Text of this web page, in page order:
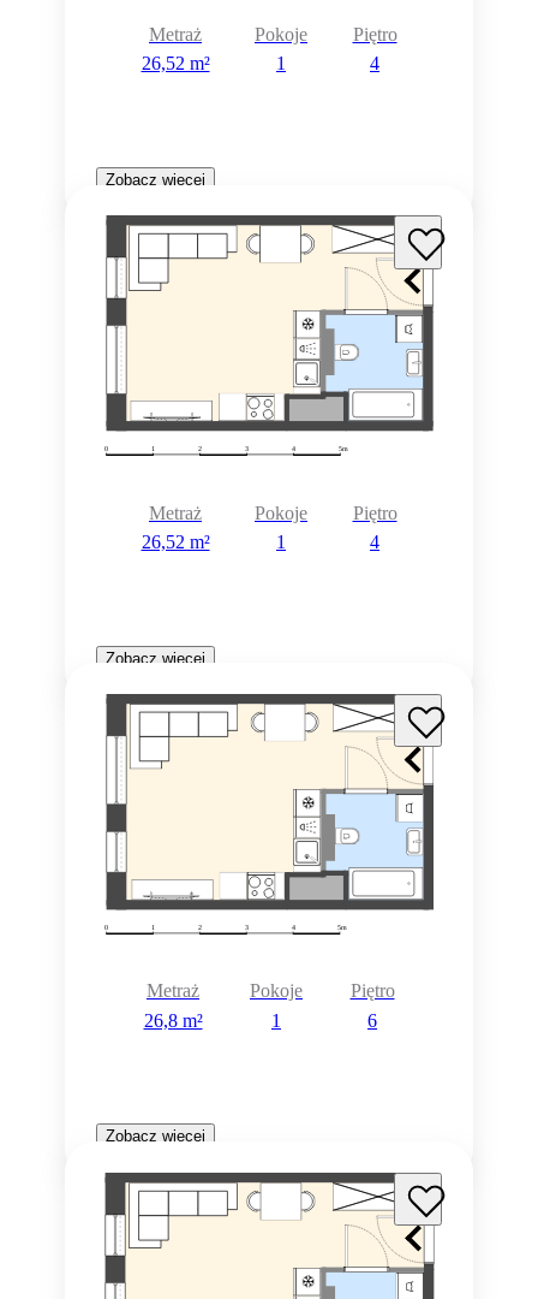
Metraż
26,52 m²
Pokoje
1
Piętro
4
Zobacz więcej
Metraż
26,52 m²
Pokoje
1
Piętro
4
Zobacz więcej
Metraż
26,8 m²
Pokoje
1
Piętro
6
Zobacz więcej